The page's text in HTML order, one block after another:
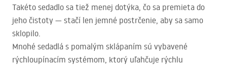
Takéto sedadlo sa tiež menej dotýka, čo sa premieta do
jeho čistoty — stačí len jemné postrčenie, aby sa samo
sklopilo.
Mnohé sedadlá s pomalým sklápaním sú vybavené
rýchloupínacím systémom, ktorý uľahčuje rýchlu